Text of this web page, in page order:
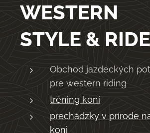
WESTERN
STYLE & RIDE
Obchod jazdeckých
pre western riding
tréning koní
prechádzky v prírode
koni